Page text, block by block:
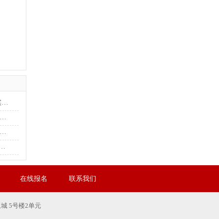
深耕手艺积蓄底气 实干铺路奔赴丰盈人生 济宁美开乐以实操教学赋能青年多元成长纪实
手握匠心手艺，少年自有万千坦途 济宁美开乐 2026 面向全城青年火热招生
本！ 济宁美开乐：锤炼扎实手艺，少年自有万千坦途
宁美开乐 36 年老校，为中高考落榜少年铺就技能成才坦途
在线报名 联系我们
5号楼2单元